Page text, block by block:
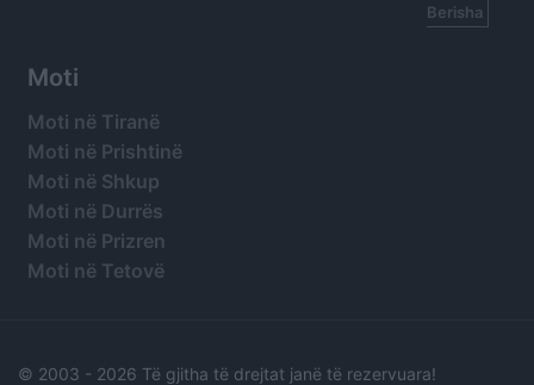
Berisha
Moti
Moti në Tiranë
Moti në Prishtinë
Moti në Shkup
Moti në Durrës
Moti në Prizren
Moti në Tetovë
© 2003 - 2026 Të gjitha të drejtat janë të rezervuara!